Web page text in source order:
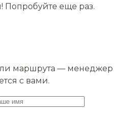
еще раз.
маршрута — менеджер
с вами.